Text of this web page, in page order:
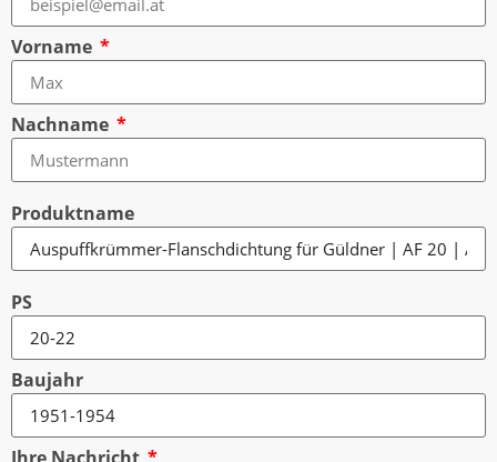
Vorname
Nachname
Produktname
PS
Baujahr